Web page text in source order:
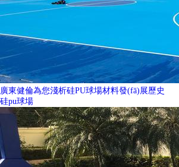
廣東健倫為您淺析硅PU球場材料發(fā)展歷史
硅pu球場